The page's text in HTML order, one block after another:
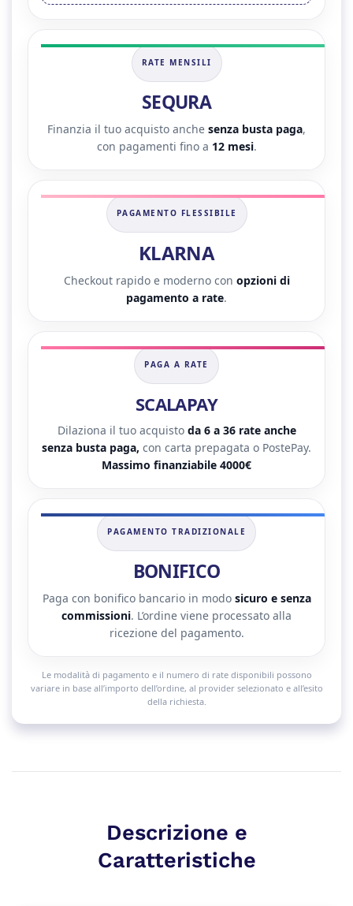
RATE MENSILI
SEQURA
Finanzia il tuo acquisto anche senza busta paga,
con pagamenti fino a 12 mesi.
PAGAMENTO FLESSIBILE
KLARNA
Checkout rapido e moderno con opzioni di
pagamento a rate.
PAGA A RATE
SCALAPAY
Dilaziona il tuo acquisto da 6 a 36 rate anche
senza busta paga, con carta prepagata o PostePay.
Massimo finanziabile 4000€
PAGAMENTO TRADIZIONALE
BONIFICO
Paga con bonifico bancario in modo sicuro e senza
commissioni. L’ordine viene processato alla
ricezione del pagamento.
Le modalità di pagamento e il numero di rate disponibili possono
variare in base all’importo dell’ordine, al provider selezionato e all’esito
della richiesta.
Descrizione e
Caratteristiche